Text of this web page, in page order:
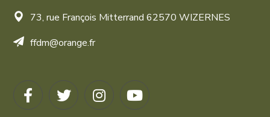
73, rue François Mitterrand 62570 WIZERNES
ffdm@orange.fr